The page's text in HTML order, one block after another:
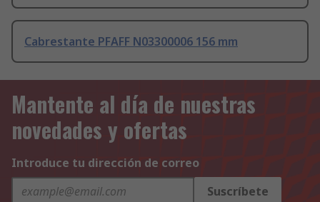
Cabrestante PFAFF N03300006 156 mm
Mantente al día de nuestras
novedades y ofertas
Introduce tu dirección de correo
Suscríbete